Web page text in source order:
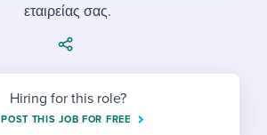
Maintaining hiring pipelines
Ensuring compliance
Policy templates
Step-by-step tutorials
Interview process
Pay & benefits
Career developmentStart a free trial
εταιρείας σας.
Hiring for this role?
POST THIS JOB FOR FREE